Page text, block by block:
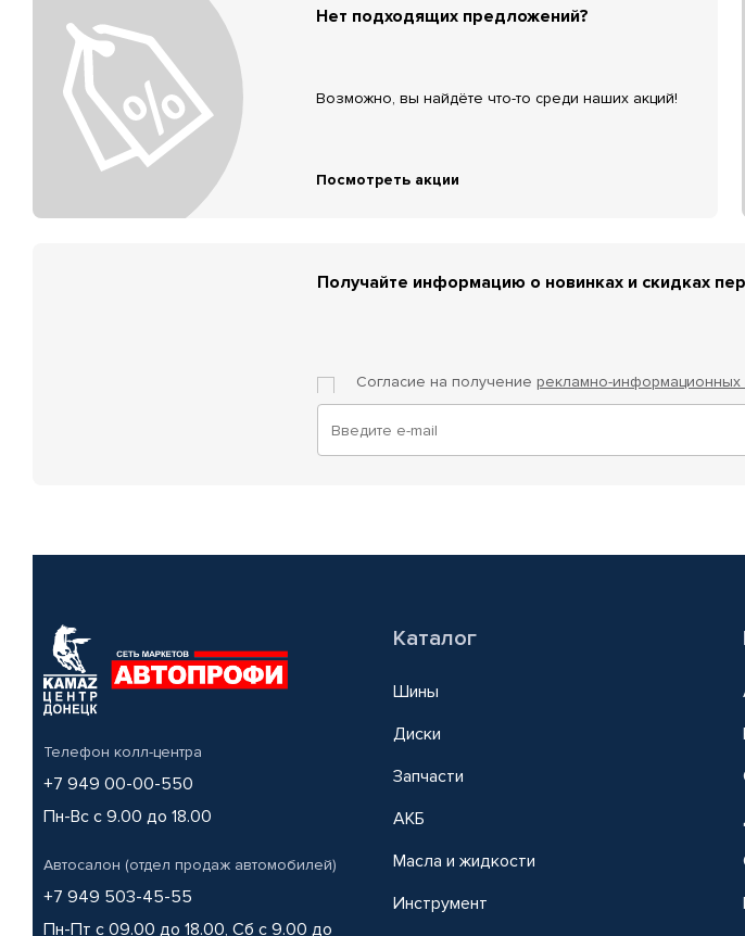
Нет подходящих предложений?
Возможно, вы найдёте что-то среди наших акций!
Посмотреть акции
Получайте информацию о новинках и скидках
Согласие на получение рекламно-информационных
Телефон колл-центра
+7 949 00-00-550
Пн-Вс с 9.00 до 18.00
Автосалон (отдел продаж автомобилей)
+7 949 503-45-55
Пн-Пт с 09.00 до 18.00, Сб с 9.00 до
Каталог
Шины
Диски
Запчасти
АКБ
Масла и жидкости
Инструмент